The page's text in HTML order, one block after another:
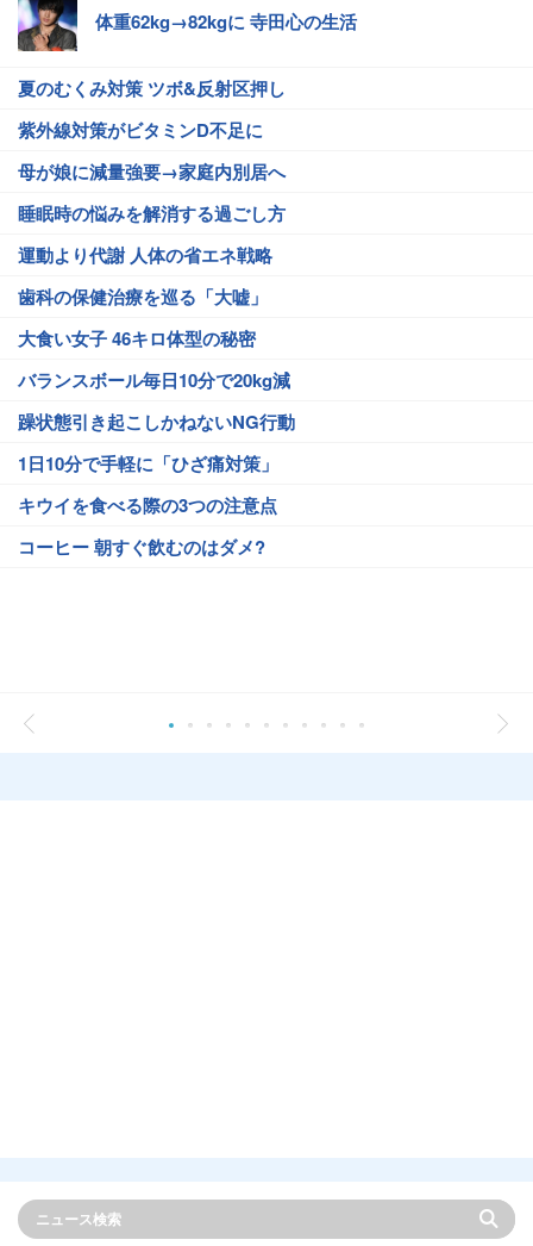
体重62kg→82kgに 寺田心の生活
夏のむくみ対策 ツボ&反射区押し
紫外線対策がビタミンD不足に
母が娘に減量強要→家庭内別居へ
睡眠時の悩みを解消する過ごし方
運動より代謝 人体の省エネ戦略
歯科の保健治療を巡る「大嘘」
大食い女子 46キロ体型の秘密
バランスボール毎日10分で20kg減
躁状態引き起こしかねないNG行動
1日10分で手軽に「ひざ痛対策」
キウイを食べる際の3つの注意点
コーヒー 朝すぐ飲むのはダメ?